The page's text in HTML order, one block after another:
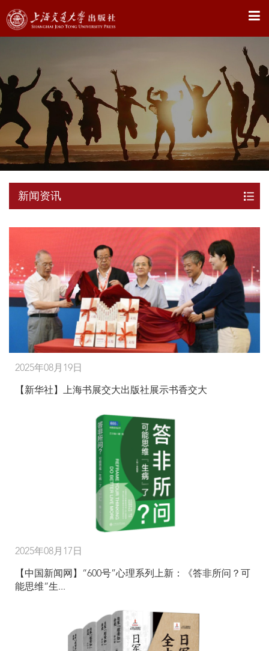
X
新闻资讯
2025年08月19日
【新华社】上海书展交大出版社展示书香交大
2025年08月17日
【中国新闻网】“600号”心理系列上新：《答非所问？可
能思维“生...